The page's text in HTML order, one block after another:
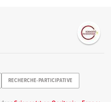
RECHERCHE-PARTICIPATIVE